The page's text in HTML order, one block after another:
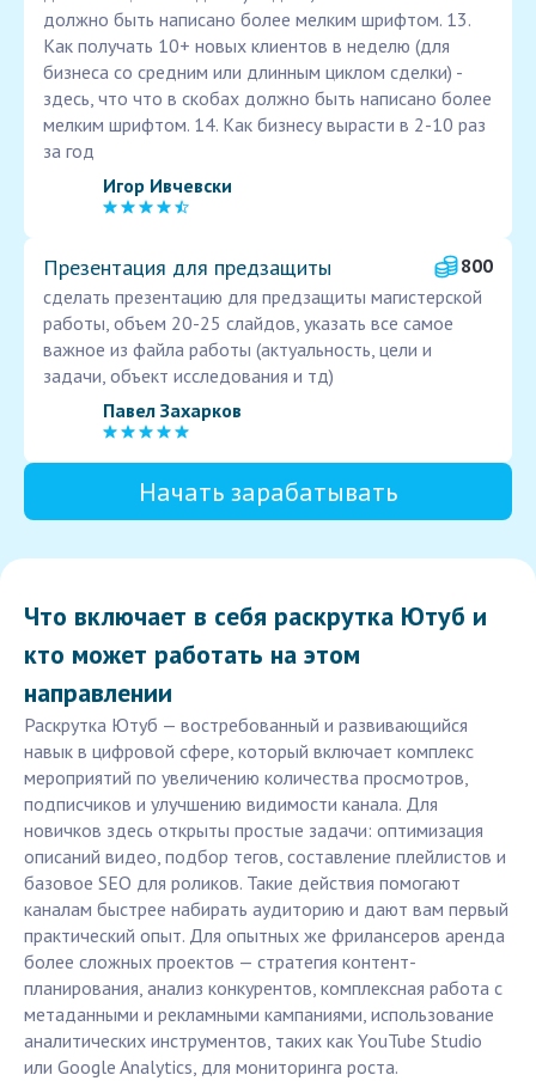
должно быть написано более мелким шрифтом. 13.
Как получать 10+ новых клиентов в неделю (для
бизнеса со средним или длинным циклом сделки) -
здесь, что что в скобах должно быть написано более
мелким шрифтом. 14. Как бизнесу вырасти в 2-10 раз
за год
Игор Ивчевски
Презентация для предзащиты
800
сделать презентацию для предзащиты магистерской
работы, объем 20-25 слайдов, указать все самое
важное из файла работы (актуальность, цели и
задачи, объект исследования и тд)
Павел Захарков
Начать зарабатывать
Что включает в себя раскрутка Ютуб и
кто может работать на этом
направлении
Раскрутка Ютуб — востребованный и развивающийся
навык в цифровой сфере, который включает комплекс
мероприятий по увеличению количества просмотров,
подписчиков и улучшению видимости канала. Для
новичков здесь открыты простые задачи: оптимизация
описаний видео, подбор тегов, составление плейлистов и
базовое SEO для роликов. Такие действия помогают
каналам быстрее набирать аудиторию и дают вам первый
практический опыт. Для опытных же фрилансеров аренда
более сложных проектов — стратегия контент-
планирования, анализ конкурентов, комплексная работа с
метаданными и рекламными кампаниями, использование
аналитических инструментов, таких как YouTube Studio
или Google Analytics, для мониторинга роста.